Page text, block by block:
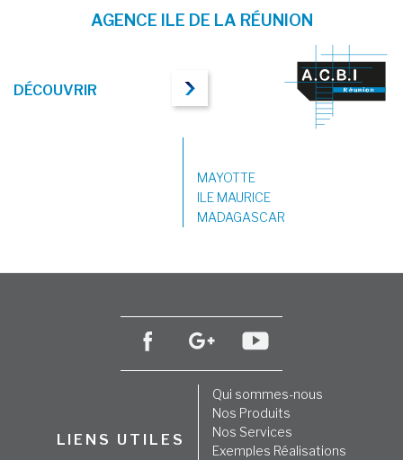
AGENCE ILE DE LA RÉUNION
DÉCOUVRIR
MAYOTTE
ILE MAURICE
MADAGASCAR
LIENS UTILES
Qui sommes-nous
Nos Produits
Nos Services
Exemples Réalisations